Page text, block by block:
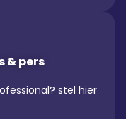
& pers
stel hier